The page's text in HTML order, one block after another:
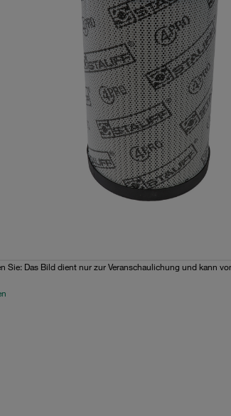
Sie: Das Bild dient nur zur Veranschaulichung und kann